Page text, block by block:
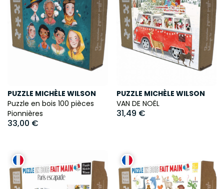
PUZZLE MICHÈLE WILSON
Puzzle en bois 100 pièces
Pionnières
33,00 €
PUZZLE MICHÈLE WILSON
VAN DE NOËL
31,49 €